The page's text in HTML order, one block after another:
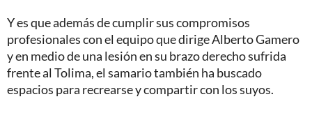
Y es que además de cumplir sus compromisos
profesionales con el equipo que dirige Alberto Gamero
y en medio de una lesión en su brazo derecho sufrida
frente al Tolima, el samario también ha buscado
espacios para recrearse y compartir con los suyos.